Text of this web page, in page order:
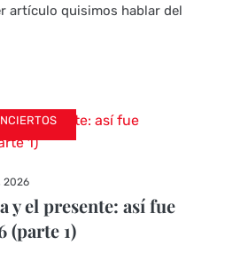
artículo quisimos hablar del
2026
y el presente: así fue
(parte 1)